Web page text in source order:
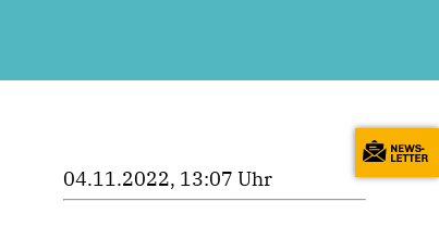
04.11.2022, 13:07 Uhr